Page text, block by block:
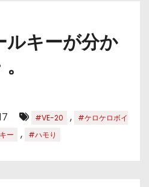
ルキーが分か
#VE-20 ,
#ケロケロボイ
ー , #ハモり